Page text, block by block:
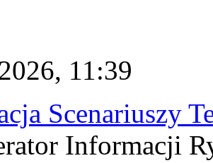
11:39
Scenariuszy
Informacji